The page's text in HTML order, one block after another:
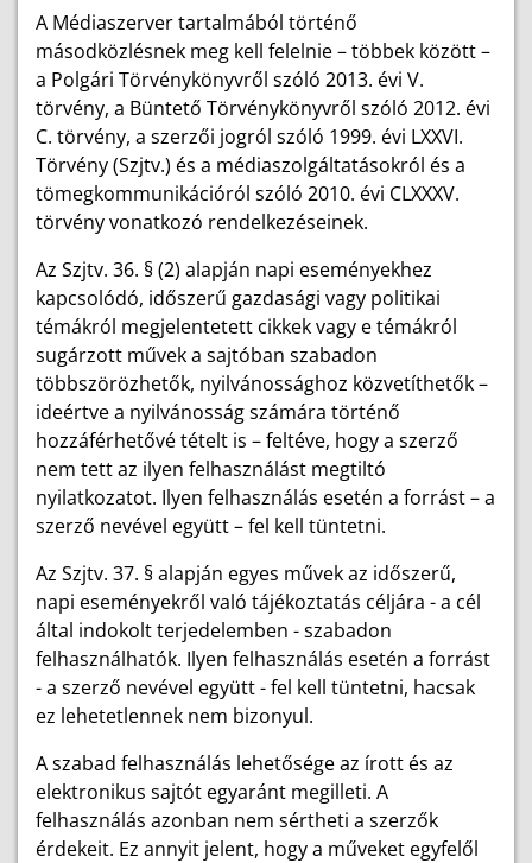
A Médiaszerver tartalmából történő
másodközlésnek meg kell felelnie – többek között –
a Polgári Törvénykönyvről szóló 2013. évi V.
törvény, a Büntető Törvénykönyvről szóló 2012. évi
C. törvény, a szerzői jogról szóló 1999. évi LXXVI.
Törvény (Szjtv.) és a médiaszolgáltatásokról és a
tömegkommunikációról szóló 2010. évi CLXXXV.
törvény vonatkozó rendelkezéseinek.
Az Szjtv. 36. § (2) alapján napi eseményekhez
kapcsolódó, időszerű gazdasági vagy politikai
témákról megjelentetett cikkek vagy e témákról
sugárzott művek a sajtóban szabadon
többszörözhetők, nyilvánossághoz közvetíthetők –
ideértve a nyilvánosság számára történő
hozzáférhetővé tételt is – feltéve, hogy a szerző
nem tett az ilyen felhasználást megtiltó
nyilatkozatot. Ilyen felhasználás esetén a forrást – a
szerző nevével együtt – fel kell tüntetni.
Az Szjtv. 37. § alapján egyes művek az időszerű,
napi eseményekről való tájékoztatás céljára - a cél
által indokolt terjedelemben - szabadon
felhasználhatók. Ilyen felhasználás esetén a forrást
- a szerző nevével együtt - fel kell tüntetni, hacsak
ez lehetetlennek nem bizonyul.
A szabad felhasználás lehetősége az írott és az
elektronikus sajtót egyaránt megilleti. A
felhasználás azonban nem sértheti a szerzők
érdekeit. Ez annyit jelent, hogy a műveket egyfelől